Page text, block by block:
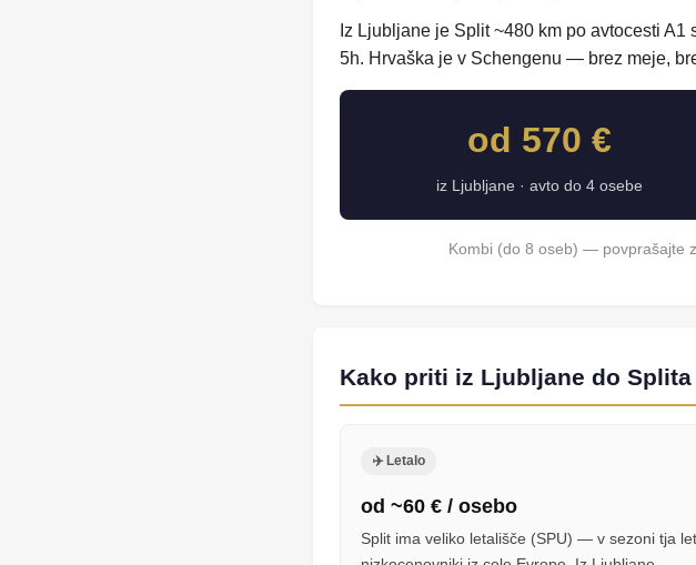
Iz Ljubljane je Split ~480 km po avtocesti
5h. Hrvaška je v Schengenu — brez meje,
od 570 €
iz Ljubljane · avto do 4 osebe
Kombi (do 8 oseb) — povprašajte
Kako priti iz Ljubljane do
✈️ Letalo
od ~60 € / osebo
Split ima veliko letališče (SPU) — v sezoni tja